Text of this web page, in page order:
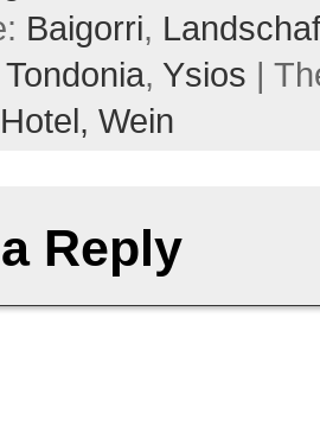
Baigorri,
, Ysios |
Hotel, Wein
Reply